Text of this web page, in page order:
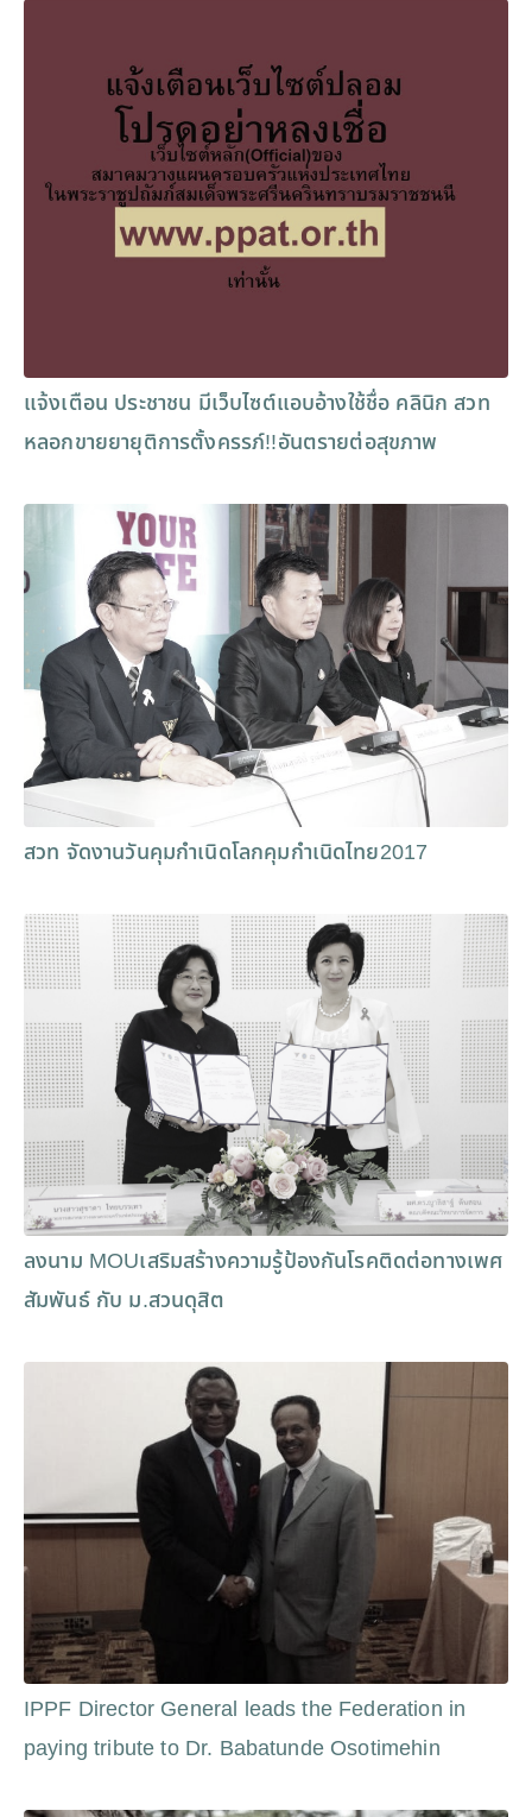
แจ้งเตือน ประชาชน มีเว็บไซต์แอบอ้างใช้ชื่อ คลินิก สวท
หลอกขายยายุติการตั้งครรภ์!!อันตรายต่อสุขภาพ
สวท จัดงานวันคุมกำเนิดโลกคุมกำเนิดไทย2017
ลงนาม MOUเสริมสร้างความรู้ป้องกันโรคติดต่อทางเพศ
สัมพันธ์ กับ ม.สวนดุสิต
IPPF Director General leads the Federation in
paying tribute to Dr. Babatunde Osotimehin